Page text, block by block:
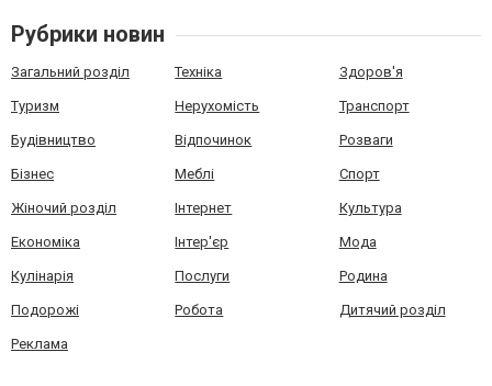
Рубрики новин
Загальний розділ Техніка Здоров'я
Туризм Нерухомість Транспорт
Будівництво Відпочинок Розваги
Бізнес Меблі Спорт
Жіночий розділ Інтернет Культура
Економіка Інтер'єр Мода
Кулінарія Послуги Родина
Подорожі Робота Дитячий розділ
Реклама